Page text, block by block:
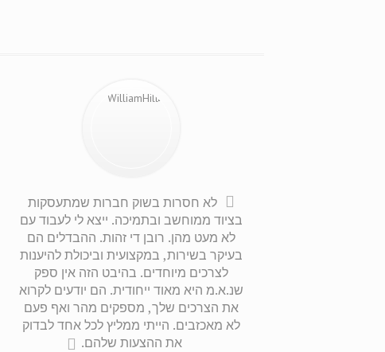
לא חסרות בשוק חברות שמתעסקות
בציוד ממוחשב ובתמיכה. ייצא לי לעבוד עם
לא מעט מהן. רובן די זהות. ההבדלים הם
בעיקר בשירות, במקצועית וביכולת להיענות
לצרכים מיוחדים. בהיבט הזה אין ספק
שנ.א.מ היא מאוד ייחודית. הם יודעים לקרוא
את הצרכים שלך, מספקים מהר ואף פעם
לא מאכזבים. הייתי ממליץ לכל אחד לבדוק
את ההצעות שלהם.